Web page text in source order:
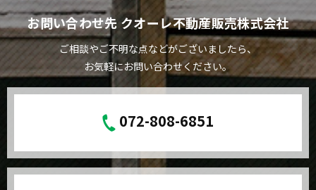
お問い合わせ先 クオーレ不動産販売株式会社
ご相談やご不明な点などがございましたら、
お気軽にお問い合わせください。
072-808-6851